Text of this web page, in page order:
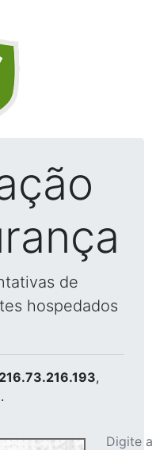
de
hospedados
216.73.216.193,
Digite